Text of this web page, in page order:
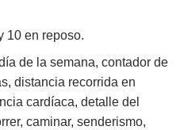
10 en reposo.
de la semana, contador de
distancia recorrida en
cardíaca, detalle del
caminar, senderismo,